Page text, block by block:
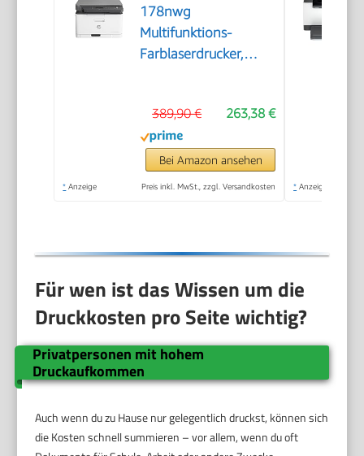
178nwg
Multifunktions-
Farblaserdrucker,
Ethernet, USB, Smart
App
263,38 €
389,90 €
Bei Amazon ansehen
* Anzeige Preis inkl. MwSt., zzgl. Versandkosten * Anzeige
Für wen ist das Wissen um die
Druckkosten pro Seite wichtig?
Privatpersonen mit hohem
Druckaufkommen
Auch wenn du zu Hause nur gelegentlich druckst, können sich
die Kosten schnell summieren – vor allem, wenn du oft